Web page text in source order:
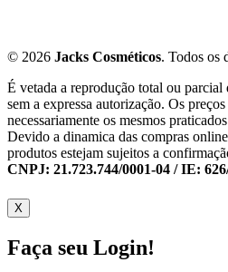
© 2026 Jacks Cosméticos. Todos os
É vetada a reprodução total ou parcial
sem a expressa autorização. Os
necessariamente os mesmos
Devido a dinamica das compras
produtos estejam sujeitos a
CNPJ: 21.723.744/0001-04 / IE:
X
Faça seu Login!